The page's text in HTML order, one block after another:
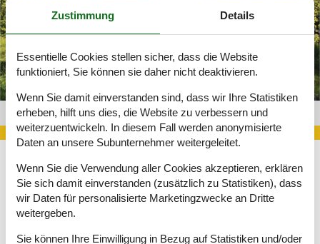
Villa Vimmerby 148-S35245
Für einen entspannten Familienurlaub in Schweden ist es eine
gute Wahl, eine Villa in Vimmerby zu mieten. Hier können die
Kinder nach Herzenslust toben und die Umgebung erkunden.
Inmitten der wunderschönen Naturlandschaft der Provinz
Zustimmung Details
Essentielle Cookies stellen sicher, dass die Website
funktioniert, Sie können sie daher nicht deaktivieren.
Wenn Sie damit einverstanden sind, dass wir Ihre Statistiken
erheben, hilft uns dies, die Website zu verbessern und
weiterzuentwickeln. In diesem Fall werden anonymisierte
Daten an unsere Subunternehmer weitergeleitet.
Wenn Sie die Verwendung aller Cookies akzeptieren, erklären
Sie sich damit einverstanden (zusätzlich zu Statistiken), dass
wir Daten für personalisierte Marketingzwecke an Dritte
weitergeben.
Sie können Ihre Einwilligung in Bezug auf Statistiken und/oder